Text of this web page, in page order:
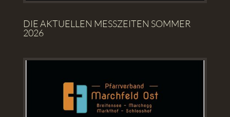
DIE AKTUELLEN MESSZEITEN SOMMER
2026